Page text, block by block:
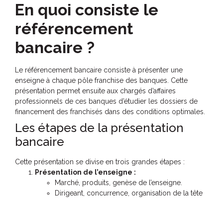
En quoi consiste le
référencement
bancaire ?
Le référencement bancaire consiste à présenter une
enseigne à chaque pôle franchise des banques. Cette
présentation permet ensuite aux chargés d’affaires
professionnels de ces banques d’étudier les dossiers de
financement des franchisés dans des conditions optimales.
Les étapes de la présentation
bancaire
Cette présentation se divise en trois grandes étapes :
Présentation de l’enseigne :
Marché, produits, genèse de l’enseigne.
Dirigeant, concurrence, organisation de la tête